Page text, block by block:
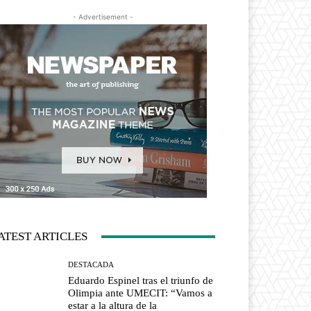
- Advertisement -
ARTICLES
DESTACADA
Eduardo Espinel tras el triunfo de
Olimpia ante UMECIT: “Vamos a
estar a la altura de la